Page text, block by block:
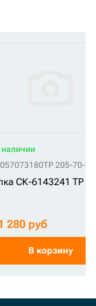
Aftermarket 1413806
наличии
TP 205-70-
СК-6143241 TP
280 руб
В корзину